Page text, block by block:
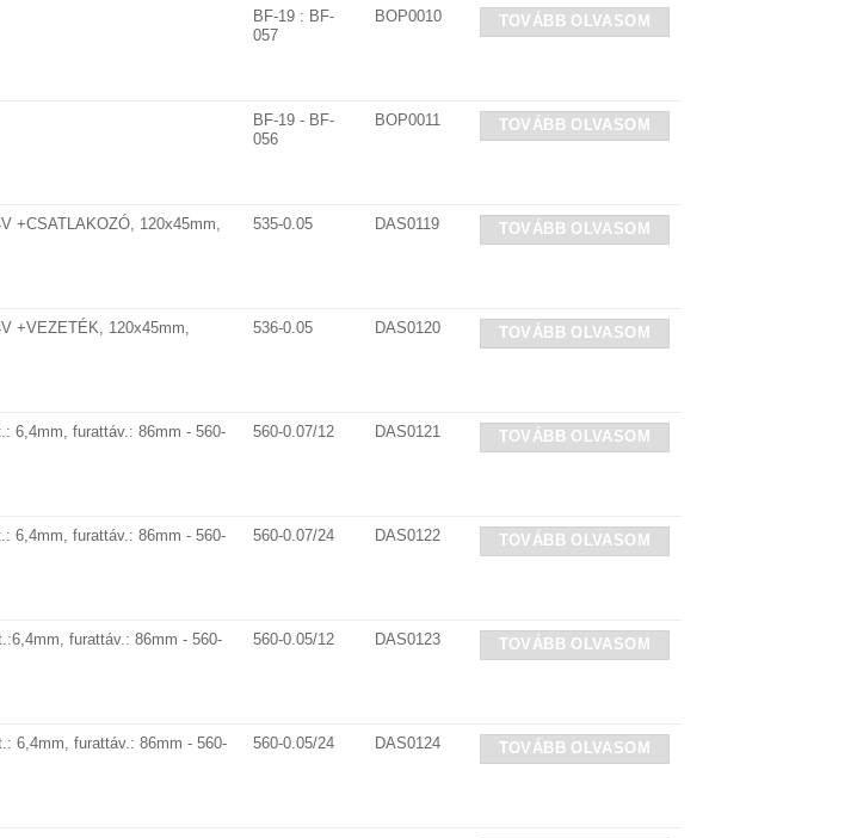
BF-19 : BF-
057
BOP0010 TOVÁBB OLVASOM
BF-19 - BF-
056
BOP0011 TOVÁBB OLVASOM
+CSATLAKOZÓ, 120x45mm,
535-0.05 DAS0119 TOVÁBB OLVASOM
+VEZETÉK, 120x45mm,
536-0.05 DAS0120 TOVÁBB OLVASOM
6,4mm, furattáv.: 86mm - 560-
560-0.07/12 DAS0121 TOVÁBB OLVASOM
6,4mm, furattáv.: 86mm - 560-
560-0.07/24 DAS0122 TOVÁBB OLVASOM
furattáv.: 86mm - 560-
560-0.05/12 DAS0123 TOVÁBB OLVASOM
6,4mm, furattáv.: 86mm - 560-
560-0.05/24 DAS0124 TOVÁBB OLVASOM